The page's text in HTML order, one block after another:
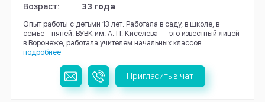
Возраст:
33 года
Опыт работы с детьми 13 лет. Работала в саду, в школе, в
семье - няней. ВУВК им. А. П. Киселева — это известный лицей
в Воронеже, работала учителем начальных классов....
подробнее
Пригласить в чат